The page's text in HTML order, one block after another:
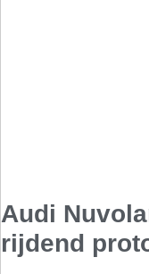
Audi
rijdend